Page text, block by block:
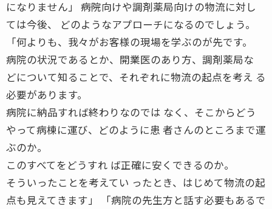
になりません」 ――病院向けや調剤薬局向けの物流に対し
ては今後、 どのようなアプローチになるのでしょう。
「何よりも、我々がお客様の現場を学ぶのが先です。
病院の状況であるとか、開業医のあり方、調剤薬局な
どについて知ることで、それぞれに物流の起点を考え る
必要があります。
病院に納品すれば終わりなのでは なく、そこからどう
やって病棟に運び、どのように患 者さんのところまで運
ぶのか。
このすべてをどうすれ ば正確に安くできるのか。
そういったことを考えてい ったとき、はじめて物流の起
点も見えてきます」 「病院の先生方と話す必要もあるで